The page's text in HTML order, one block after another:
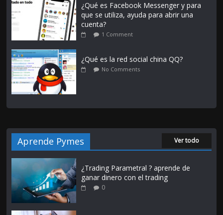
¿Qué es Facebook Messenger y para
que se utiliza, ayuda para abrir una
cuenta?
1 Comment
¿Qué es la red social china QQ?
No Comments
Aprende Pymes Ver todo
¿Trading Parametral ? aprende de
ganar dinero con el trading
0